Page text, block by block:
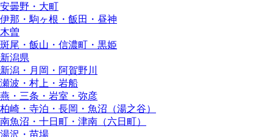
安曇野・大町
伊那・駒ヶ根・飯田・昼神
木曽
斑尾・飯山・信濃町・黒姫
新潟県
新潟・月岡・阿賀野川
瀬波・村上・岩船
燕・三条・岩室・弥彦
柏崎・寺泊・長岡・魚沼（湯之谷）
南魚沼・十日町・津南（六日町）
湯沢・苗場